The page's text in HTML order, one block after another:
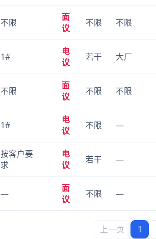
不限
面
议
不限 不限
1#
电
议
若干 大厂
不限
面
议
不限 不限
1#
电
议
不限 —
按客户要
求
电
议
若干 —
—
面
议
不限 —
上一页 1